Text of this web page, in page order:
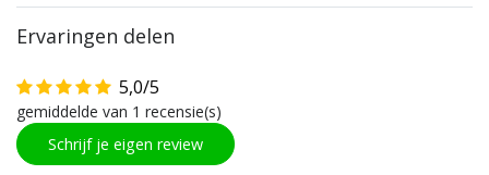
Ervaringen delen
5,0/5
gemiddelde van 1 recensie(s)
Schrijf je eigen review